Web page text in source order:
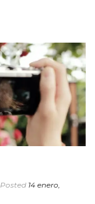
Posted 14 enero,